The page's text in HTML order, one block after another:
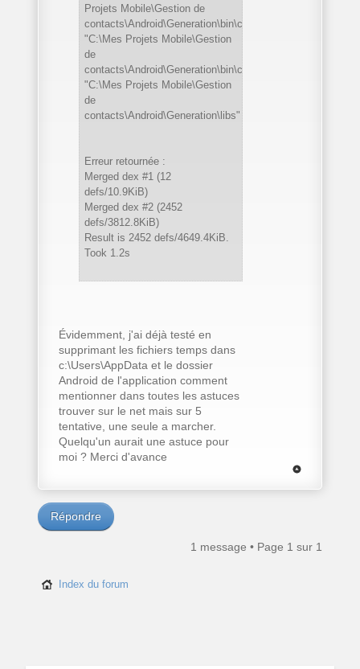
Projets Mobile\Gestion de
contacts\Android\Generation\bin\classes.dex"
"C:\Mes Projets Mobile\Gestion
de
contacts\Android\Generation\bin\classes"
"C:\Mes Projets Mobile\Gestion
de
contacts\Android\Generation\libs"
Erreur retournée :
Merged dex #1 (12
defs/10.9KiB)
Merged dex #2 (2452
defs/3812.8KiB)
Result is 2452 defs/4649.4KiB.
Took 1.2s
Évidemment, j'ai déjà testé en
supprimant les fichiers temps dans
c:\Users\AppData et le dossier
Android de l'application comment
mentionner dans toutes les astuces
trouver sur le net mais sur 5
tentative, une seule a marcher.
Quelqu'un aurait une astuce pour
moi ? Merci d'avance
Répondre
1 message • Page 1 sur 1
Index du forum